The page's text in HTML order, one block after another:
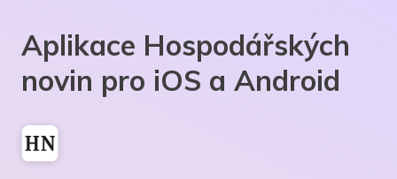
Aplikace Hospodářských
novin pro iOS a Android